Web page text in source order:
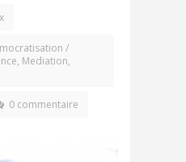
/
, Mediation,
0 commentaire